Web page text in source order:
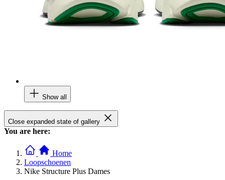
Show all
Close expanded state of gallery
You are here:
Home
Loopschoenen
Nike Structure Plus Dames